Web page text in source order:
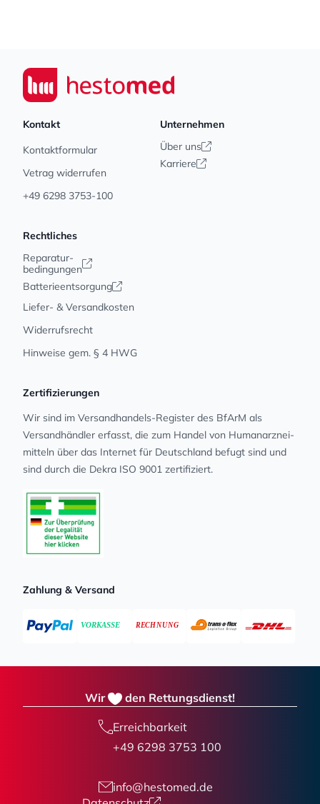
Seiwert GmbH
Kontakt
Kontaktformular
Vetrag widerrufen
+49 6298 3753-100
Unternehmen
Über uns
Karriere
Rechtliches
Reparatur-
bedingungen
Batterieentsorgung
Liefer- & Versandkosten
Widerrufsrecht
Hinweise gem. § 4 HWG
Zertifizierungen
Wir sind im Versandhandels-Register des BfArM als
Versandhändler erfasst, die zum Handel von Human­arz­nei­
mit­teln über das Internet für Deutschland befugt sind und
sind durch die Dekra ISO 9001 zertifiziert.
Zahlung & Versand
Wir den Rettungsdienst!
Erreichbarkeit
+49 6298 3753 100
info@hestomed.de